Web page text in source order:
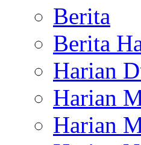
Berita
Berita
Harian
Harian
Harian